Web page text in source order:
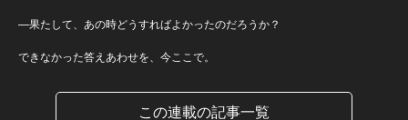
—果たして、あの時どうすればよかったのだろうか？
できなかった答えあわせを、今ここで。
この連載の記事一覧